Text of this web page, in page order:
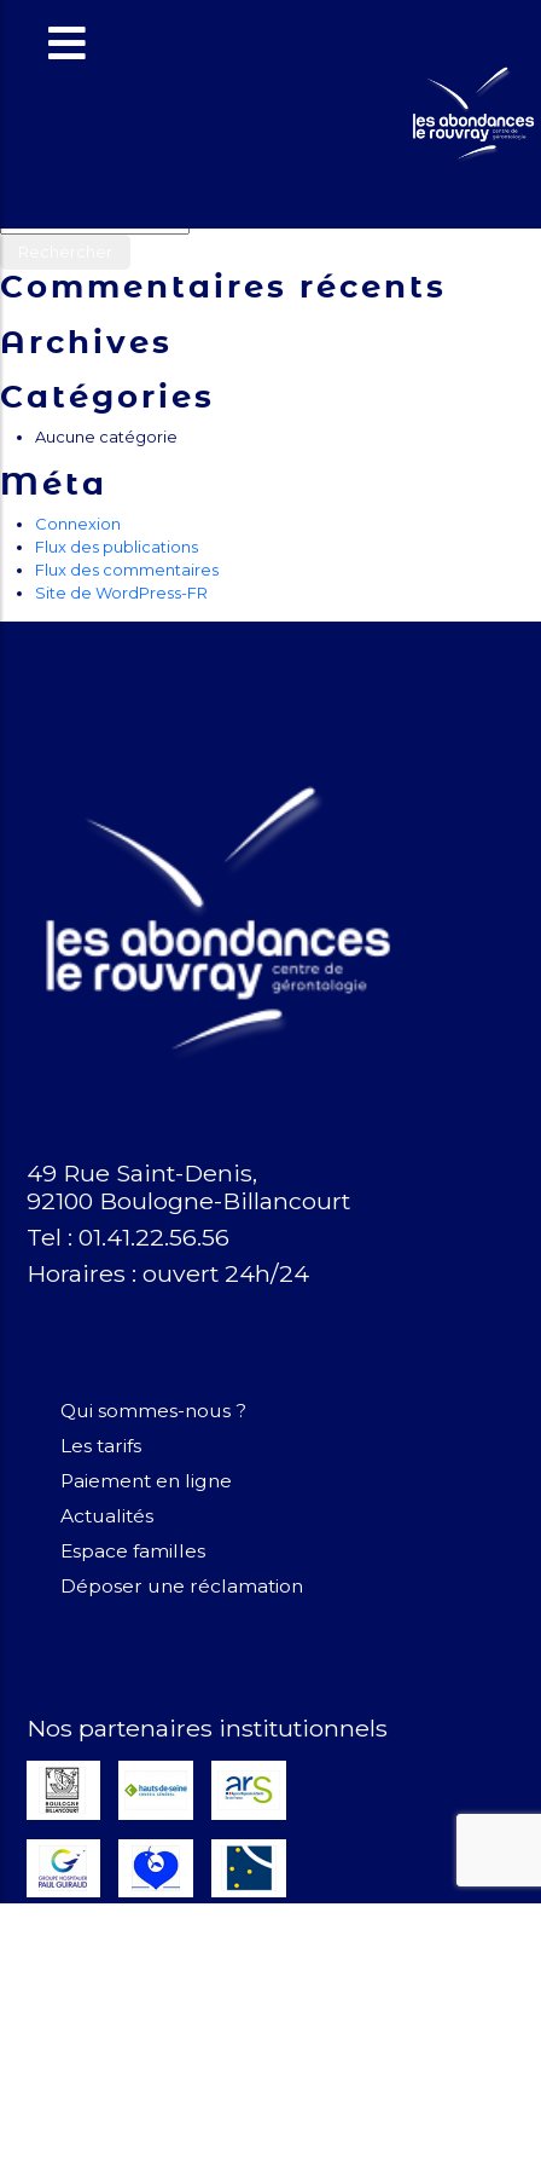
EHPAD 1er
Commentaires récents
Archives
Catégories
Aucune catégorie
Méta
Connexion
Flux des publications
Flux des commentaires
Site de WordPress-FR
49 Rue Saint-Denis,
92100 Boulogne-Billancourt
Tel : 01.41.22.56.56
Horaires : ouvert 24h/24
Qui sommes-nous ?
Les tarifs
Paiement en ligne
Actualités
Espace familles
Déposer une réclamation
Nos partenaires institutionnels